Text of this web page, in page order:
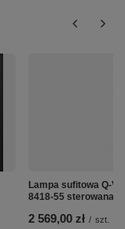
Lampa sufitowa Q-
8418-55 sterowana
2 569,00 zł / szt.